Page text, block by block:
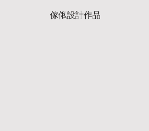
傢俬設計作品